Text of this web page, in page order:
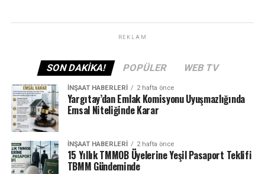
REKLAM
SON DAKIKA! POPÜLER WEB TV
İNŞAAT HABERLERI 2 hafta önce
Yargıtay’dan Emlak Komisyonu Uyuşmazlığında
Emsal Niteliğinde Karar
İNŞAAT HABERLERI 2 hafta önce
15 Yıllık TMMOB Üyelerine Yeşil Pasaport Teklifi
TBMM Gündeminde